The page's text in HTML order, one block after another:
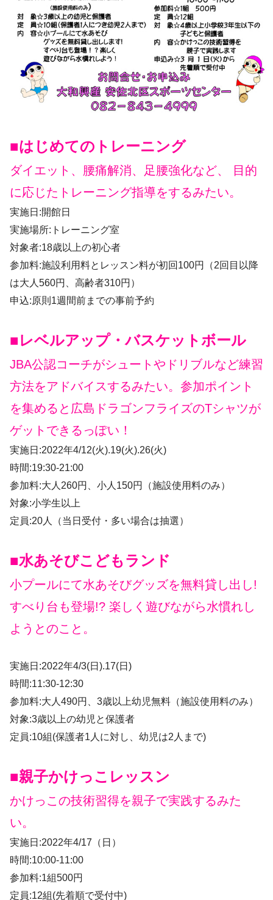
■はじめてのトレーニング
ダイエット、腰痛解消、足腰強化など、 目的
に応じたトレーニング指導をするみたい。
実施日:開館日
実施場所:トレーニング室
対象者:18歳以上の初心者
参加料:施設利用料とレッスン料が初回100円（2回目以降
は大人560円、高齢者310円）
申込:原則1週間前までの事前予約
■レベルアップ・バスケットボール
JBA公認コーチがシュートやドリブルなど練習
方法をアドバイスするみたい。参加ポイント
を集めると広島ドラゴンフライズのTシャツが
ゲットできるっぽい！
実施日:2022年4/12(火).19(火).26(火)
時間:19:30-21:00
参加料:大人260円、小人150円（施設使用料のみ）
対象:小学生以上
定員:20人（当日受付・多い場合は抽選）
■水あそびこどもランド
小プールにて水あそびグッズを無料貸し出し!
すべり台も登場!? 楽しく遊びながら水慣れし
ようとのこと。
実施日:2022年4/3(日).17(日)
時間:11:30-12:30
参加料:大人490円、3歳以上幼児無料（施設使用料のみ）
対象:3歳以上の幼児と保護者
定員:10組(保護者1人に対し、幼児は2人まで)
■親子かけっこレッスン
かけっこの技術習得を親子で実践するみた
い。
実施日:2022年4/17（日）
時間:10:00-11:00
参加料:1組500円
定員:12組(先着順で受付中)